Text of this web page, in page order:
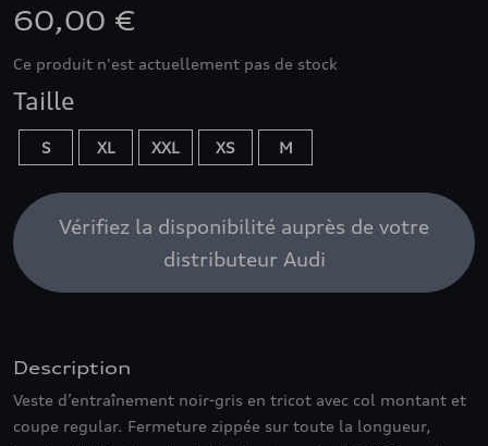
60,00 €
Ce produit n'est actuellement pas de stock
Taille
S XL XXL XS M
Vérifiez la disponibilité auprès de votre
distributeur Audi
Description
Veste d’entraînement noir-gris en tricot avec col montant et
coupe regular. Fermeture zippée sur toute la longueur,